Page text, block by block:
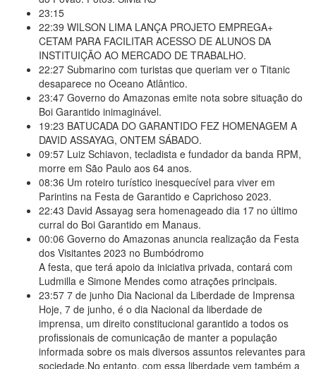
23:15
22:39 WILSON LIMA LANÇA PROJETO EMPREGA+
CETAM PARA FACILITAR ACESSO DE ALUNOS DA
INSTITUIÇÃO AO MERCADO DE TRABALHO.
22:27 Submarino com turistas que queriam ver o Titanic
desaparece no Oceano Atlântico.
23:47 Governo do Amazonas emite nota sobre situação do
Boi Garantido inimaginável.
19:23 BATUCADA DO GARANTIDO FEZ HOMENAGEM A
DAVID ASSAYAG, ONTEM SÁBADO.
09:57 Luiz Schiavon, tecladista e fundador da banda RPM,
morre em São Paulo aos 64 anos.
08:36 Um roteiro turístico inesquecível para viver em
Parintins na Festa de Garantido e Caprichoso 2023.
22:43 David Assayag sera homenageado dia 17 no último
curral do Boi Garantido em Manaus.
00:06 Governo do Amazonas anuncia realização da Festa
dos Visitantes 2023 no Bumbódromo
A festa, que terá apoio da iniciativa privada, contará com
Ludmilla e Simone Mendes como atrações principais.
23:57 7 de junho Dia Nacional da Liberdade de Imprensa
Hoje, 7 de junho, é o dia Nacional da liberdade de
imprensa, um direito constitucional garantido a todos os
profissionais de comunicação de manter a população
informada sobre os mais diversos assuntos relevantes para
sociedade.No entanto, com essa liberdade vem também a